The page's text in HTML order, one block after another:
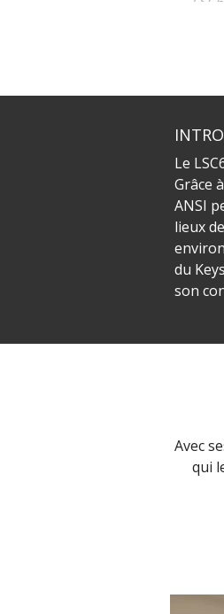
Le
Grâce
ANSI
lieux
du
son
Avec
qui